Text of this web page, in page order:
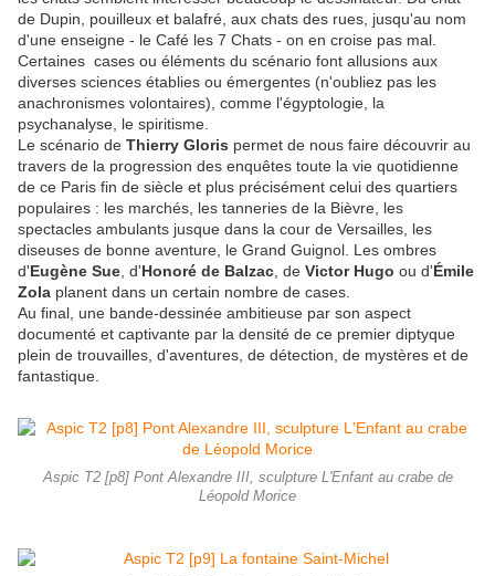
de Dupin, pouilleux et balafré, aux chats des rues, jusqu'au nom
d'une enseigne - le Café les 7 Chats - on en croise pas mal.
Certaines cases ou éléments du scénario font allusions aux
diverses sciences établies ou émergentes (n'oubliez pas les
anachronismes volontaires), comme l'égyptologie, la
psychanalyse, le spiritisme.
Le scénario de Thierry Gloris permet de nous faire découvrir au
travers de la progression des enquêtes toute la vie quotidienne
de ce Paris fin de siècle et plus précisément celui des quartiers
populaires : les marchés, les tanneries de la Bièvre, les
spectacles ambulants jusque dans la cour de Versailles, les
diseuses de bonne aventure, le Grand Guignol. Les ombres
d'Eugène Sue , d'Honoré de Balzac , de Victor Hugo ou d'Émile
Zola planent dans un certain nombre de cases.
Au final, une bande-dessinée ambitieuse par son aspect
documenté et captivante par la densité de ce premier diptyque
plein de trouvailles, d'aventures, de détection, de mystères et de
fantastique.
Aspic T2 [p8] Pont Alexandre III, sculpture L'Enfant au crabe de
Léopold Morice